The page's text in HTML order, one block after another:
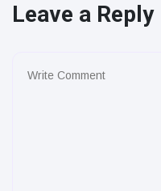
Leave a Reply